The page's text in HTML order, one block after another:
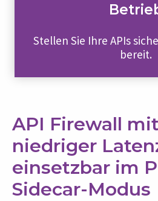
Stellen Sie Ihre APIs
bereit.
API Firewall
niedriger
einsetzbar im
Sidecar-Modus